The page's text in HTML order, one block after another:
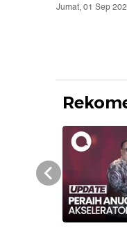
Jumat, 01 Sep
Prev